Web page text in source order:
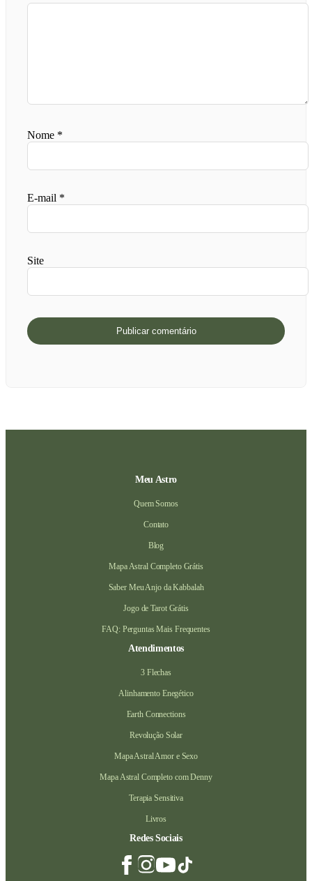
Nome *
E-mail *
Site
Meu Astro
Quem Somos
Contato
Blog
Mapa Astral Completo Grátis
Saber Meu Anjo da Kabbalah
Jogo de Tarot Grátis
FAQ: Perguntas Mais Frequentes
Atendimentos
3 Flechas
Alinhamento Enegético
Earth Connections
Revolução Solar
Mapa Astral Amor e Sexo
Mapa Astral Completo com Denny
Terapia Sensitiva
Livros
Redes Sociais